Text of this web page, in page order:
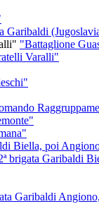
Garibaldi
"Battaglione
Varalli"
Biella, poi
brigata Garibaldi
Garibaldi